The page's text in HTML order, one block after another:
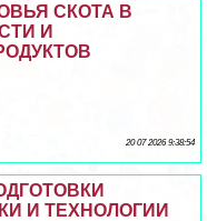
СКОТА В
И
20 07 2026 9:38:54
И ТЕХНОЛОГИИ